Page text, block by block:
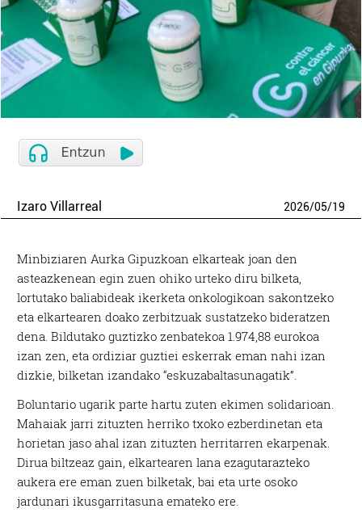
Izaro Villarreal 2026/05/19
Minbiziaren Aurka Gipuzkoan elkarteak joan den
asteazkenean egin zuen ohiko urteko diru bilketa,
lortutako baliabideak ikerketa onkologikoan sakontzeko
eta elkartearen doako zerbitzuak sustatzeko bideratzen
dena. Bildutako guztizko zenbatekoa 1.974,88 eurokoa
izan zen, eta ordiziar guztiei eskerrak eman nahi izan
dizkie, bilketan izandako “eskuzabaltasunagatik”.
Boluntario ugarik parte hartu zuten ekimen solidarioan.
Mahaiak jarri zituzten herriko txoko ezberdinetan eta
horietan jaso ahal izan zituzten herritarren ekarpenak.
Dirua biltzeaz gain, elkartearen lana ezagutarazteko
aukera ere eman zuen bilketak, bai eta urte osoko
jardunari ikusgarritasuna emateko ere.